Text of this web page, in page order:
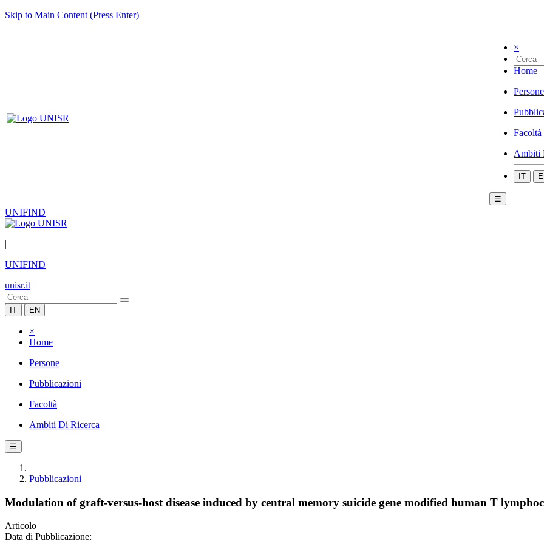
Skip to Main Content (Press Enter)
×
Home
Persone
Facoltà
Ambiti
IT
☰
UNIFIND
|
UNIFIND
unisr.it
IT EN
×
Home
Persone
Pubblicazioni
Facoltà
Ambiti Di Ricerca
☰
Pubblicazioni
Modulation of graft-versus-host disease induced by central memory suicide gene modified human T
Articolo
Data di Pubblicazione: